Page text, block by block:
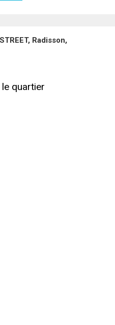
communiquer avec vous.
Radisson,
quartier